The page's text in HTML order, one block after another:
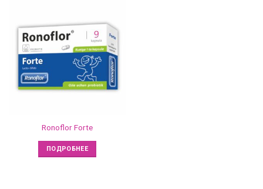
Ronoflor Forte
ПОДРОБНЕЕ